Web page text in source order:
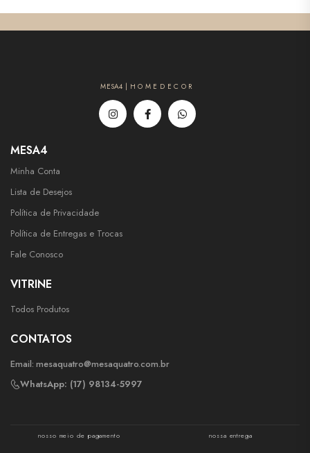
MESA4 | H O M E D E C O R
MESA4
Minha Conta
Lista de Desejos
Política de Privacidade
Política de Entregas e Trocas
Fale Conosco
VITRINE
Todos Produtos
CONTATOS
Email: mesaquatro@mesaquatro.com.br
WhatsApp: (17) 98134-5997
nosso meio de pagamento nossa entrega